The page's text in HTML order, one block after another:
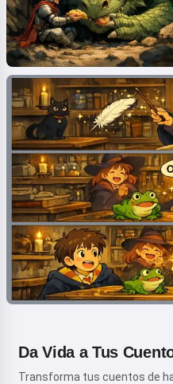
Da Vida a Tus
Transforma tus cuentos de